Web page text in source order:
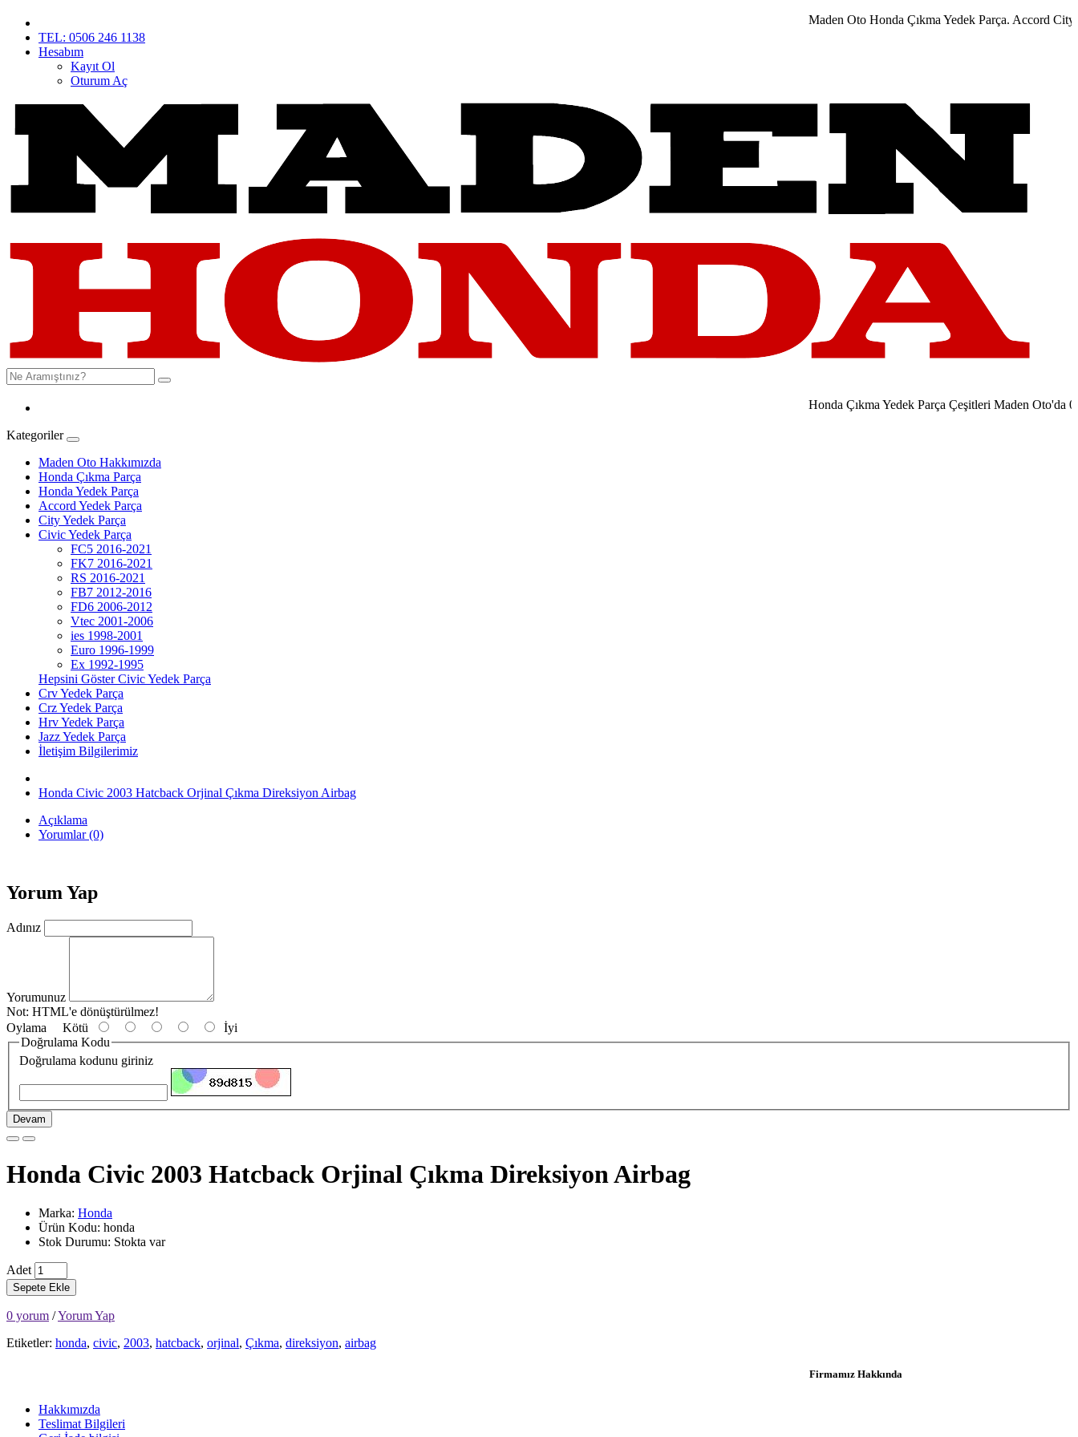
Maden Oto Honda Çıkma Yedek Parça. Accord City
TEL: 0506 246 1138
Hesabım
Kayıt Ol
Oturum Aç
Honda Çıkma Yedek Parça Çeşitleri Maden Oto'da 0506
Kategoriler
Maden Oto Hakkımızda
Honda Çıkma Parça
Honda Yedek Parça
Accord Yedek Parça
City Yedek Parça
Civic Yedek Parça
FC5 2016-2021
FK7 2016-2021
RS 2016-2021
FB7 2012-2016
FD6 2006-2012
Vtec 2001-2006
ies 1998-2001
Euro 1996-1999
Ex 1992-1995
Hepsini Göster Civic Yedek Parça
Crv Yedek Parça
Crz Yedek Parça
Hrv Yedek Parça
Jazz Yedek Parça
İletişim Bilgilerimiz
Honda Civic 2003 Hatcback Orjinal Çıkma Direksiyon Airbag
Açıklama
Yorumlar (0)
Yorum Yap
Adınız
Yorumunuz
Not: HTML'e dönüştürülmez!
Oylama Kötü
İyi
Doğrulama Kodu
Doğrulama kodunu giriniz
Devam
Honda Civic 2003 Hatcback Orjinal Çıkma Direksiyon Airbag
Marka: Honda
Ürün Kodu: honda
Stok Durumu: Stokta var
Adet
Sepete Ekle
0 yorum /Yorum Yap
Etiketler: honda, civic, 2003, hatcback, orjinal, Çıkma, direksiyon, airbag
Firmamız Hakkında
Hakkımızda
Teslimat Bilgileri